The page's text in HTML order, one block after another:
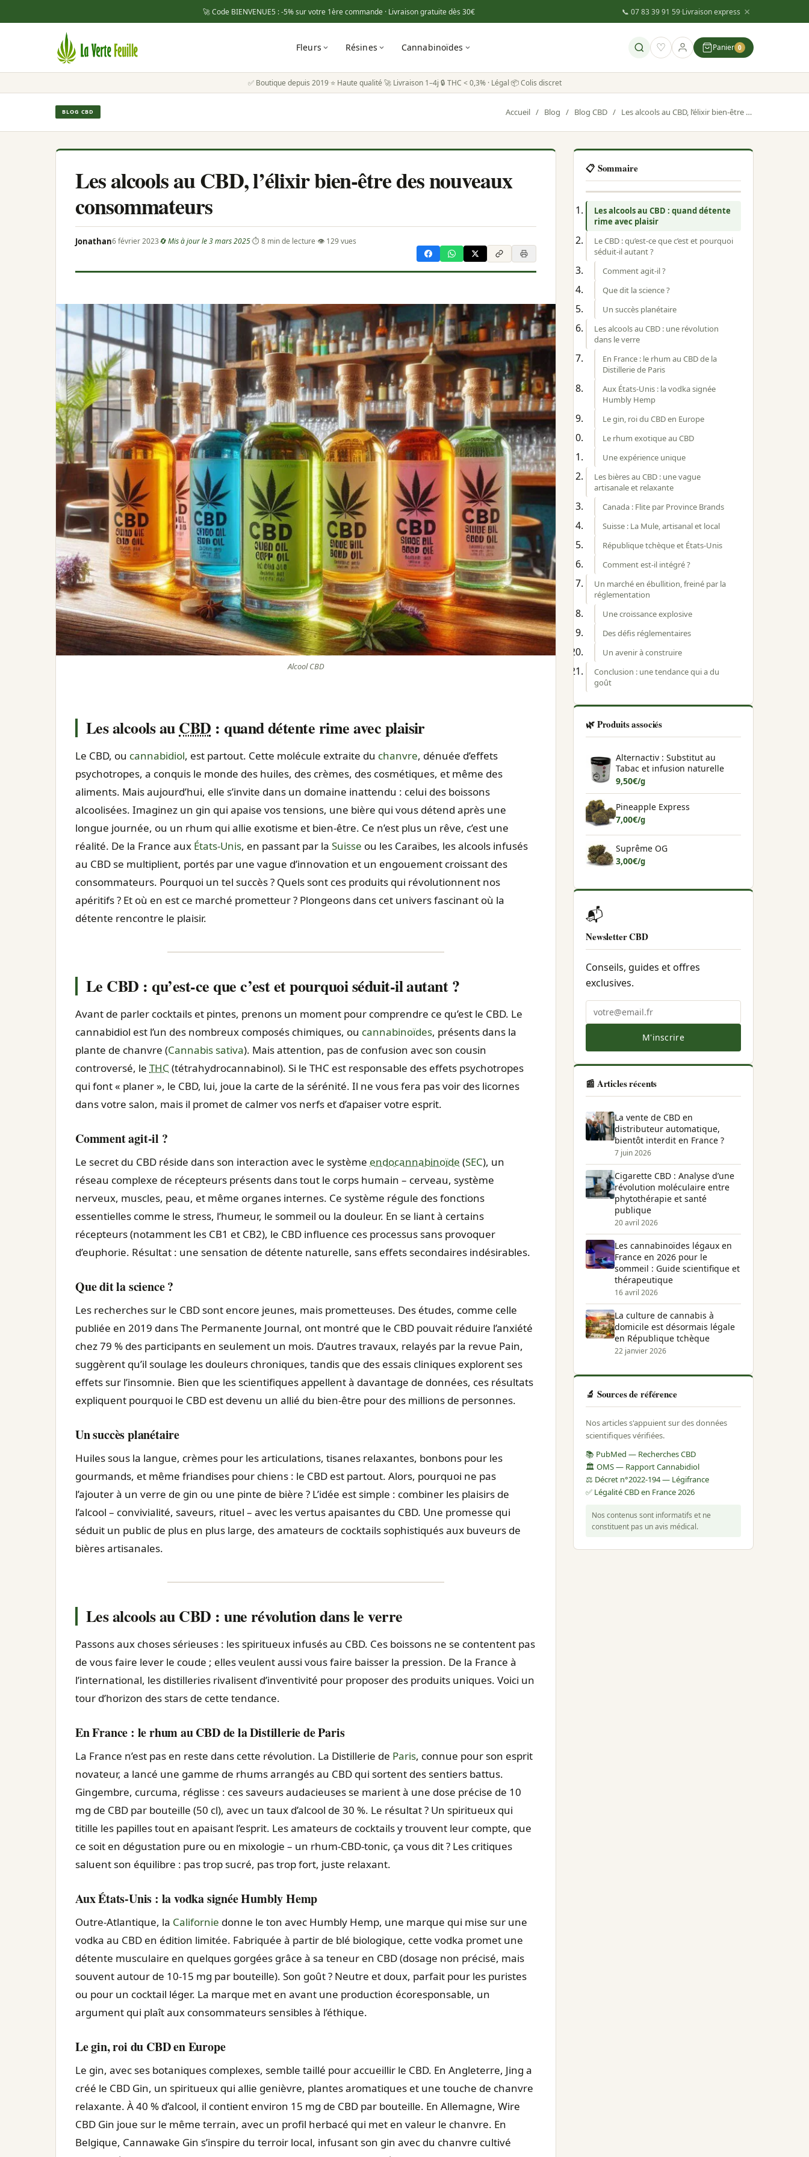
🚀 Code BIENVENUE5: -5% sur votre 1ère commande · Livraison gratuite dès 30€ 📞 07 83 39 91 59·Livraison express ×
Fleurs Résines Cannabinoïdes ♡ Panier 0
✅ Boutique depuis 2019·⭐ Haute qualité·🚀 Livraison 1–4j·🔒 THC < 0,3% · Légal·📦 Colis discret
BLOG CBD Accueil / Blog / Blog CBD / Les alcools au CBD, l’élixir bien-être des nouveaux consommateurs
Les alcools au CBD, l’élixir bien-être des nouveaux
consommateurs
Jonathan6 février 2023🔄 Mis à jour le 3 mars 2025·⏱ 8 min de lecture·👁 129 vues
Alcool CBD
Les alcools auCBD : quand détente rime avec plaisir
Le CBD, ou cannabidiol, est partout. Cette molécule extraite du chanvre, dénuée d’effets
psychotropes, a conquis le monde des huiles, des crèmes, des cosmétiques, et même des
aliments. Mais aujourd’hui, elle s’invite dans un domaine inattendu : celui des boissons
alcoolisées. Imaginez un gin qui apaise vos tensions, une bière qui vous détend après une
longue journée, ou un rhum qui allie exotisme et bien-être. Ce n’est plus un rêve, c’est une
réalité. De la France aux États-Unis, en passant par la Suisse ou les Caraïbes, les alcools infusés
au CBD se multiplient, portés par une vague d’innovation et un engouement croissant des
consommateurs. Pourquoi un tel succès ? Quels sont ces produits qui révolutionnent nos
apéritifs ? Et où en est ce marché prometteur ? Plongeons dans cet univers fascinant où la
détente rencontre le plaisir.
Le CBD : qu’est-ce que c’est et pourquoi séduit-il autant ?
Avant de parler cocktails et pintes, prenons un moment pour comprendre ce qu’est le CBD. Le
cannabidiol est l’un des nombreux composés chimiques, ou cannabinoïdes, présents dans la
plante de chanvre (Cannabis sativa). Mais attention, pas de confusion avec son cousin
controversé, le THC (tétrahydrocannabinol). Si le THC est responsable des effets psychotropes
qui font « planer », le CBD, lui, joue la carte de la sérénité. Il ne vous fera pas voir des licornes
dans votre salon, mais il promet de calmer vos nerfs et d’apaiser votre esprit.
Comment agit-il ?
Le secret du CBD réside dans son interaction avec le système endocannabinoïde (SEC), un
réseau complexe de récepteurs présents dans tout le corps humain – cerveau, système
nerveux, muscles, peau, et même organes internes. Ce système régule des fonctions
essentielles comme le stress, l’humeur, le sommeil ou la douleur. En se liant à certains
récepteurs (notamment les CB1 et CB2), le CBD influence ces processus sans provoquer
d’euphorie. Résultat : une sensation de détente naturelle, sans effets secondaires indésirables.
Que dit la science ?
Les recherches sur le CBD sont encore jeunes, mais prometteuses. Des études, comme celle
publiée en 2019 dansThe Permanente Journal, ont montré que le CBD pouvait réduire l’anxiété
chez 79 % des participants en seulement un mois. D’autres travaux, relayés par la revue Pain,
suggèrent qu’il soulage les douleurs chroniques, tandis que des essais cliniques explorent ses
effets sur l’insomnie. Bien que les scientifiques appellent à davantage de données, ces résultats
expliquent pourquoi le CBD est devenu un allié du bien-être pour des millions de personnes.
Un succès planétaire
Huiles sous la langue, crèmes pour les articulations, tisanes relaxantes, bonbons pour les
gourmands, et même friandises pour chiens : le CBD est partout. Alors, pourquoi ne pas
l’ajouter à un verre de gin ou une pinte de bière ? L’idée est simple : combiner les plaisirs de
l’alcool – convivialité, saveurs, rituel – avec les vertus apaisantes du CBD. Une promesse qui
séduit un public de plus en plus large, des amateurs de cocktails sophistiqués aux buveurs de
bières artisanales.
Les alcools au CBD : une révolution dans le verre
Passons aux choses sérieuses : les spiritueux infusés au CBD. Ces boissons ne se contentent pas
de vous faire lever le coude ; elles veulent aussi vous faire baisser la pression. De la France à
l’international, les distilleries rivalisent d’inventivité pour proposer des produits uniques. Voici un
tour d’horizon des stars de cette tendance.
En France : le rhum au CBD de la Distillerie de Paris
La France n’est pas en reste dans cette révolution. La Distillerie de Paris, connue pour son esprit
novateur, a lancé une gamme de rhums arrangés au CBD qui sortent des sentiers battus.
Gingembre, curcuma, réglisse : ces saveurs audacieuses se marient à une dose précise de 10
mg de CBD par bouteille (50 cl), avec un taux d’alcool de 30 %. Le résultat ? Un spiritueux qui
titille les papilles tout en apaisant l’esprit. Les amateurs de cocktails y trouvent leur compte, que
ce soit en dégustation pure ou en mixologie – un rhum-CBD-tonic, ça vous dit ? Les critiques
saluent son équilibre : pas trop sucré, pas trop fort, juste relaxant.
Aux États-Unis : la vodka signée Humbly Hemp
Outre-Atlantique, la Californie donne le ton avec Humbly Hemp, une marque qui mise sur une
vodka au CBD en édition limitée. Fabriquée à partir de blé biologique, cette vodka promet une
détente musculaire en quelques gorgées grâce à sa teneur en CBD (dosage non précisé, mais
souvent autour de 10-15 mg par bouteille). Son goût ? Neutre et doux, parfait pour les puristes
ou pour un cocktail léger. La marque met en avant une production écoresponsable, un
argument qui plaît aux consommateurs sensibles à l’éthique.
Le gin, roi du CBD en Europe
Le gin, avec ses botaniques complexes, semble taillé pour accueillir le CBD. En Angleterre, Jing a
créé le CBD Gin, un spiritueux qui allie genièvre, plantes aromatiques et une touche de chanvre
relaxante. À 40 % d’alcool, il contient environ 15 mg de CBD par bouteille. En Allemagne, Wire
CBD Gin joue sur le même terrain, avec un profil herbacé qui met en valeur le chanvre. En
Belgique, Cannawake Gin s’inspire du terroir local, infusant son gin avec du chanvre cultivé
📋 Sommaire
Les alcools au CBD : quand détente
rime avec plaisir
Le CBD : qu’est-ce que c’est et pourquoi
séduit-il autant ?
Comment agit-il ?
Que dit la science ?
Un succès planétaire
Les alcools au CBD : une révolution
dans le verre
En France : le rhum au CBD de la
Distillerie de Paris
Aux États-Unis : la vodka signée
Humbly Hemp
Le gin, roi du CBD en Europe
Le rhum exotique au CBD
Une expérience unique
Les bières au CBD : une vague
artisanale et relaxante
Canada : Flite par Province Brands
Suisse : La Mule, artisanal et local
République tchèque et États-Unis
Comment est-il intégré ?
Un marché en ébullition, freiné par la
réglementation
Une croissance explosive
Des défis réglementaires
Un avenir à construire
Conclusion : une tendance qui a du
goût
🌿 Produits associés
Alternactiv : Substitut au
Tabac et infusion naturelle
9,50€/g
Pineapple Express
7,00€/g
Suprême OG
3,00€/g
📬
Newsletter CBD
Conseils, guides et offres
exclusives.
M'inscrire
📰 Articles récents
La vente de CBD en
distributeur automatique,
bientôt interdit en France ?
7 juin 2026
Cigarette CBD : Analyse d’une
révolution moléculaire entre
phytothérapie et santé
publique
20 avril 2026
Les cannabinoïdes légaux en
France en 2026 pour le
sommeil : Guide scientifique et
thérapeutique
16 avril 2026
La culture de cannabis à
domicile est désormais légale
en République tchèque
22 janvier 2026
🔬 Sources de référence
Nos articles s'appuient sur des données
scientifiques vérifiées.
📚 PubMed — Recherches CBD
🏛️ OMS — Rapport Cannabidiol
⚖️ Décret n°2022-194 — Légifrance
✅ Légalité CBD en France 2026
Nos contenus sont informatifs et ne
constituent pas un avis médical.